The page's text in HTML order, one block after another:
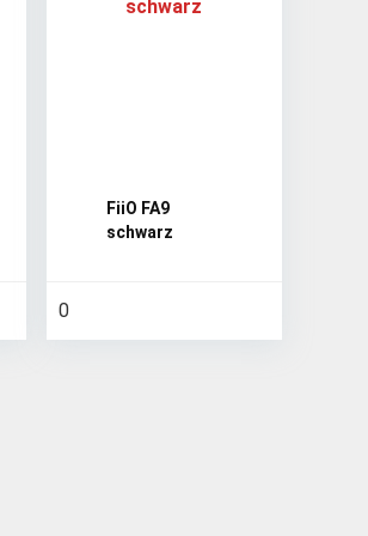
FiiO FA9
schwarz
0